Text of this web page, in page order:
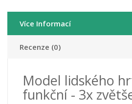
Více Informací
Recenze (0)
Model lidského
funkční - 3x